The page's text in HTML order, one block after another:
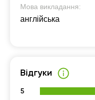
Мова викладання:
англійська
Відгуки
5